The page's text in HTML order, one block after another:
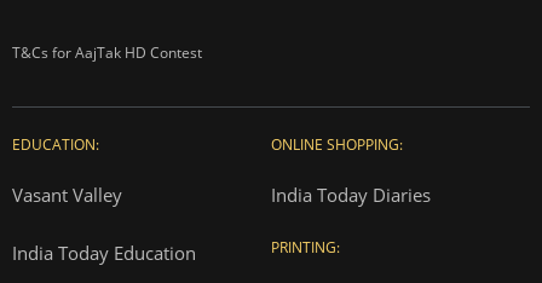
T&Cs for AajTak HD Contest
EDUCATION:
Vasant Valley
India Today Education
ONLINE SHOPPING:
India Today Diaries
PRINTING: